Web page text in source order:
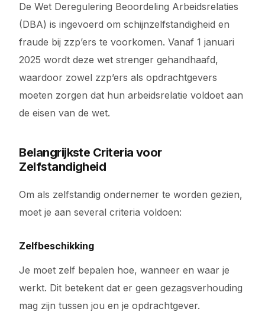
De Wet Deregulering Beoordeling Arbeidsrelaties
(DBA) is ingevoerd om schijnzelfstandigheid en
fraude bij zzp’ers te voorkomen. Vanaf 1 januari
2025 wordt deze wet strenger gehandhaafd,
waardoor zowel zzp’ers als opdrachtgevers
moeten zorgen dat hun arbeidsrelatie voldoet aan
de eisen van de wet.
Belangrijkste Criteria voor
Zelfstandigheid
Om als zelfstandig ondernemer te worden gezien,
moet je aan several criteria voldoen:
Zelfbeschikking
Je moet zelf bepalen hoe, wanneer en waar je
werkt. Dit betekent dat er geen gezagsverhouding
mag zijn tussen jou en je opdrachtgever.